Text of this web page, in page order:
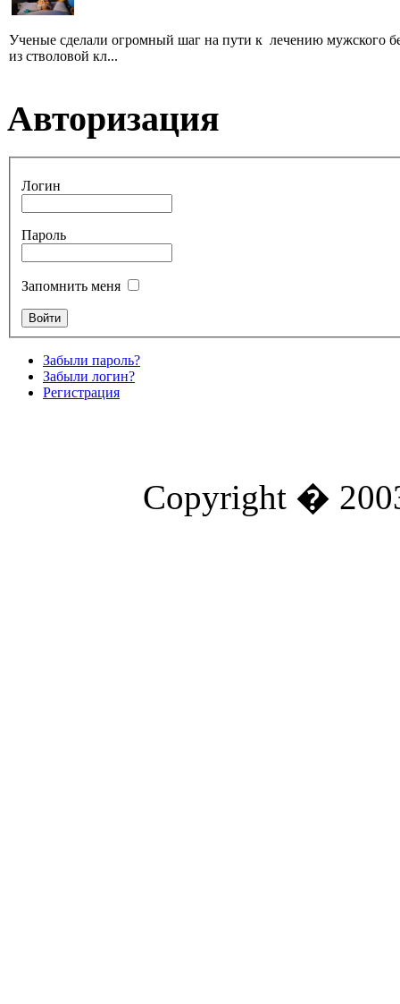
Ученые сделали огромный шаг на пути к лечению мужского
из стволовой кл...
Авторизация
Логин
Пароль
Запомнить меня
Забыли пароль?
Забыли логин?
Регистрация
Copyright �